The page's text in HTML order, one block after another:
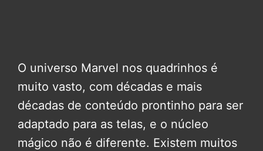
O universo Marvel nos quadrinhos é
muito vasto, com décadas e mais
décadas de conteúdo prontinho para ser
adaptado para as telas, e o núcleo
mágico não é diferente. Existem muitos